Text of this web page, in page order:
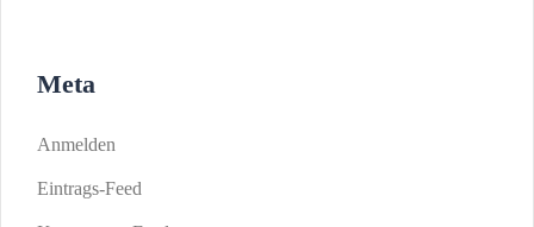
Meta
Anmelden
Eintrags-Feed